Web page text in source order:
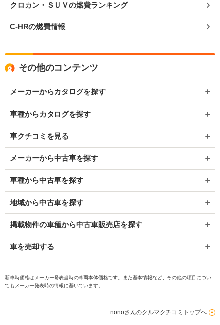
クロカン・ＳＵＶの燃費ランキング
C-HRの燃費情報
その他のコンテンツ
メーカーからカタログを探す
車種からカタログを探す
車クチコミを見る
メーカーから中古車を探す
車種から中古車を探す
地域から中古車を探す
掲載物件の車種から中古車販売店を探す
車を売却する
新車時価格はメーカー発表当時の車両本体価格です。また基本情報など、その他の項目につい
てもメーカー発表時の情報に基いています。
nonoさんのクルマクチコミトップへ